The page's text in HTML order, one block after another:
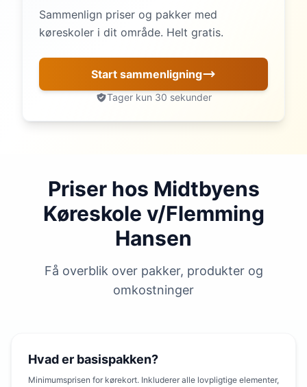
Sammenlign priser og pakker med
køreskoler i dit område. Helt gratis.
Start sammenligning
Tager kun 30 sekunder
Priser hos Midtbyens
Køreskole v/Flemming
Hansen
Få overblik over pakker, produkter og
omkostninger
Hvad er basispakken?
Minimumsprisen for kørekort. Inkluderer alle lovpligtige elementer,